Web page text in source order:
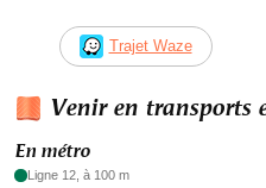
Trajet Waze
Venir en transports
En métro
Ligne 12, à 100 m